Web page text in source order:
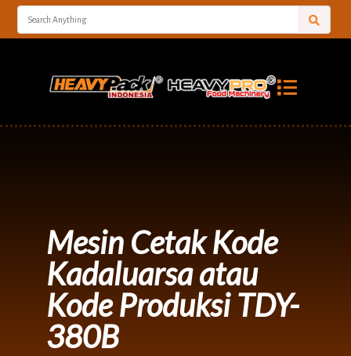
Mesin Cetak Kode
Kadaluarsa atau
Kode Produksi TDY-
380B